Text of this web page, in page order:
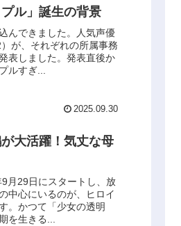
ル」誕生の背景
んできました。人気声優
が、それぞれの所属事務
表しました。発表直後か
ルすぎ...
2025.09.30
大活躍！気丈な母
月29日にスタートし、放
中心にいるのが、ヒロイ
。かつて「少女の透明
を生きる...